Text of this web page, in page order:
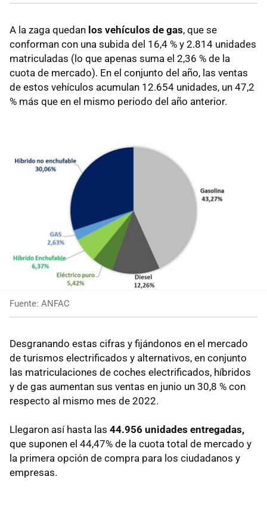
A la zaga quedan los vehículos de gas, que se
conforman con una subida del 16,4 % y 2.814 unidades
matriculadas (lo que apenas suma el 2,36 % de la
cuota de mercado). En el conjunto del año, las ventas
de estos vehículos acumulan 12.654 unidades, un 47,2
% más que en el mismo periodo del año anterior.
Fuente: ANFAC
Desgranando estas cifras y fijándonos en el mercado
de turismos electrificados y alternativos, en conjunto
las matriculaciones de coches electrificados, híbridos
y de gas aumentan sus ventas en junio un 30,8 % con
respecto al mismo mes de 2022.
Llegaron así hasta las 44.956 unidades entregadas,
que suponen el 44,47% de la cuota total de mercado y
la primera opción de compra para los ciudadanos y
empresas.